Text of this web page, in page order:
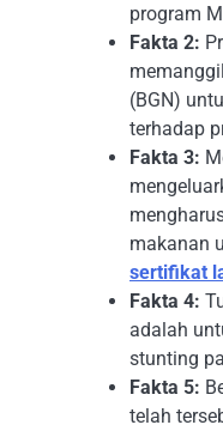
program
Fakta 2:
(BGN)
terhadap
Fakta 3:
makanan
sertifikat
Fakta 4:
adalah
stunting
Fakta 5:
telah